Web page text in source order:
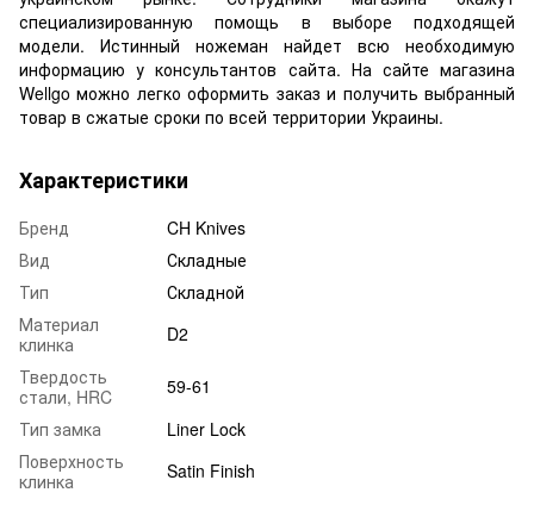
специализированную помощь в выборе подходящей
модели. Истинный ножеман найдет всю необходимую
информацию у консультантов сайта. На сайте магазина
Wellgo можно легко оформить заказ и получить выбранный
товар в сжатые сроки по всей территории Украины.
Характеристики
Бренд
CH Knives
Вид
Складные
Тип
Складной
Материал
клинка
D2
Твердость
стали, HRC
59-61
Тип замка
Liner Lock
Поверхность
клинка
Satin Finish